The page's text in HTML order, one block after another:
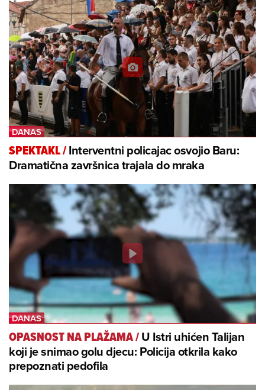
SPEKTAKL/Interventni policajac osvojio Baru:
Dramatična završnica trajala do mraka
OPASNOST NA PLAŽAMA/U Istri uhićen Talijan
koji je snimao golu djecu: Policija otkrila kako
prepoznati pedofila